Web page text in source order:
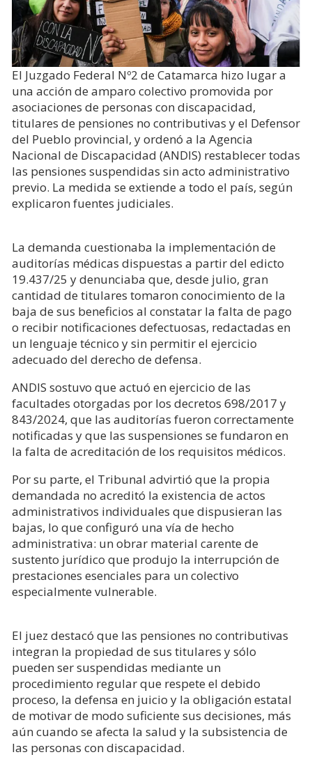
El Juzgado Federal Nº2 de Catamarca hizo lugar a
una acción de amparo colectivo promovida por
asociaciones de personas con discapacidad,
titulares de pensiones no contributivas y el Defensor
del Pueblo provincial, y ordenó a la Agencia
Nacional de Discapacidad (ANDIS) restablecer todas
las pensiones suspendidas sin acto administrativo
previo. La medida se extiende a todo el país, según
explicaron fuentes judiciales.
La demanda cuestionaba la implementación de
auditorías médicas dispuestas a partir del edicto
19.437/25 y denunciaba que, desde julio, gran
cantidad de titulares tomaron conocimiento de la
baja de sus beneficios al constatar la falta de pago
o recibir notificaciones defectuosas, redactadas en
un lenguaje técnico y sin permitir el ejercicio
adecuado del derecho de defensa.
ANDIS sostuvo que actuó en ejercicio de las
facultades otorgadas por los decretos 698/2017 y
843/2024, que las auditorías fueron correctamente
notificadas y que las suspensiones se fundaron en
la falta de acreditación de los requisitos médicos.
Por su parte, el Tribunal advirtió que la propia
demandada no acreditó la existencia de actos
administrativos individuales que dispusieran las
bajas, lo que configuró una vía de hecho
administrativa: un obrar material carente de
sustento jurídico que produjo la interrupción de
prestaciones esenciales para un colectivo
especialmente vulnerable.
El juez destacó que las pensiones no contributivas
integran la propiedad de sus titulares y sólo
pueden ser suspendidas mediante un
procedimiento regular que respete el debido
proceso, la defensa en juicio y la obligación estatal
de motivar de modo suficiente sus decisiones, más
aún cuando se afecta la salud y la subsistencia de
las personas con discapacidad.